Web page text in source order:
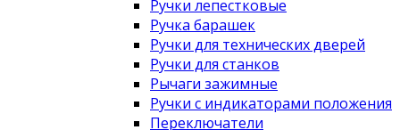
Ручки лепестковые
Ручка барашек
Ручки для технических дверей
Ручки для станков
Рычаги зажимные
Ручки с индикаторами положения
Переключатели